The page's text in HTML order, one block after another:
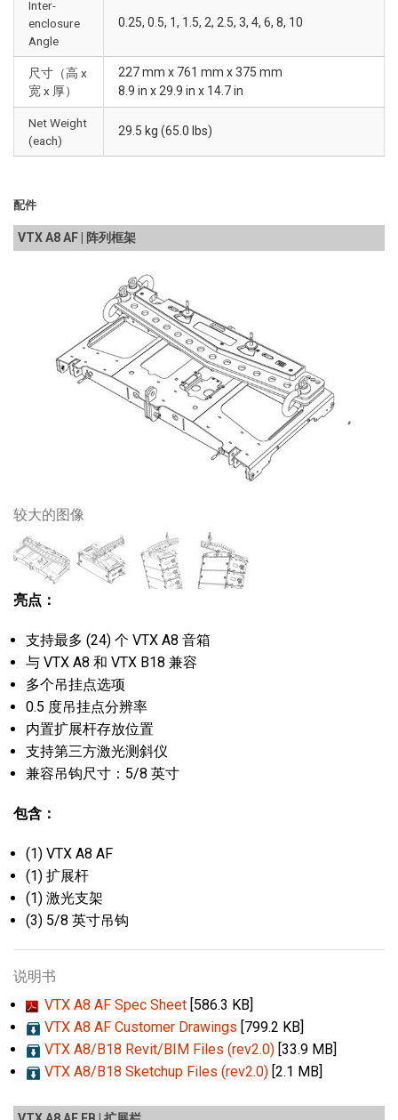
Inter-
enclosure
Angle
0.25, 0.5, 1, 1.5, 2, 2.5, 3, 4, 6, 8, 10
尺寸（高 x
宽 x 厚）
227 mm x 761 mm x 375 mm
8.9 in x 29.9 in x 14.7 in
Net Weight
(each)
29.5 kg (65.0 lbs)
配件
VTX A8 AF | 阵列框架
较大的图像
亮点：
支持最多 (24) 个 VTX A8 音箱
与 VTX A8 和 VTX B18 兼容
多个吊挂点选项
0.5 度吊挂点分辨率
内置扩展杆存放位置
支持第三方激光测斜仪
兼容吊钩尺寸：5/8 英寸
包含：
(1) VTX A8 AF
(1) 扩展杆
(1) 激光支架
(3) 5/8 英寸吊钩
说明书
VTX A8 AF Spec Sheet [586.3 KB]
VTX A8 AF Customer Drawings [799.2 KB]
VTX A8/B18 Revit/BIM Files (rev2.0) [33.9 MB]
VTX A8/B18 Sketchup Files (rev2.0) [2.1 MB]